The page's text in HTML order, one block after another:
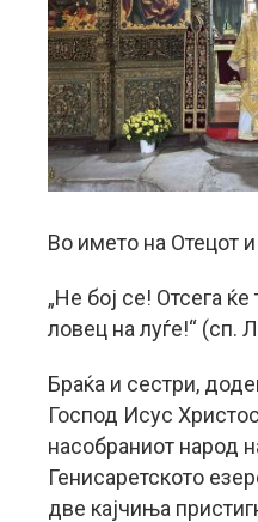
Во името на Отецот
„Не бој се! Отсега
ловец на луѓе!“ (сп.
Браќа и сестри,
Господ Исус
насобраниот народ
Генисаретското
две кајчиња